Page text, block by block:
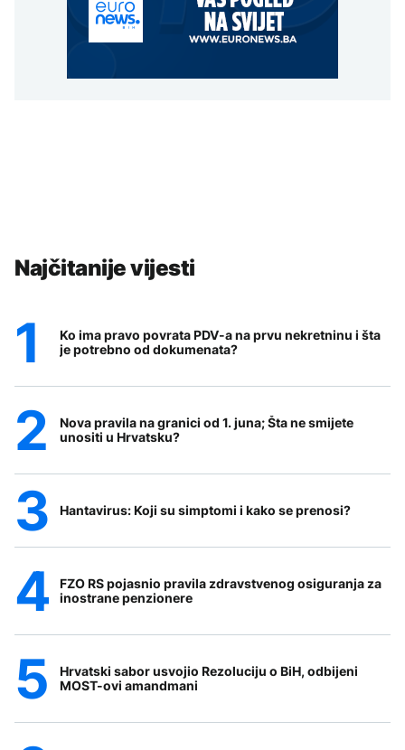
Najčitanije vijesti
Ko ima pravo povrata PDV-a na prvu nekretninu i šta
je potrebno od dokumenata?
Nova pravila na granici od 1. juna; Šta ne smijete
unositi u Hrvatsku?
Hantavirus: Koji su simptomi i kako se prenosi?
FZO RS pojasnio pravila zdravstvenog osiguranja za
inostrane penzionere
Hrvatski sabor usvojio Rezoluciju o BiH, odbijeni
MOST-ovi amandmani